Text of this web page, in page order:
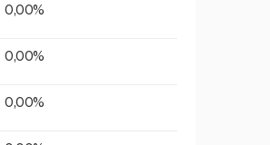
0,00%
0,00%
0,00%